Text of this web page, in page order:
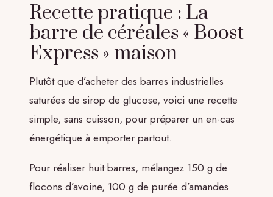
Recette pratique : La
barre de céréales « Boost
Express » maison
Plutôt que d’acheter des barres industrielles
saturées de sirop de glucose, voici une recette
simple, sans cuisson, pour préparer un en-cas
énergétique à emporter partout.
Pour réaliser huit barres, mélangez 150 g de
flocons d’avoine, 100 g de purée d’amandes